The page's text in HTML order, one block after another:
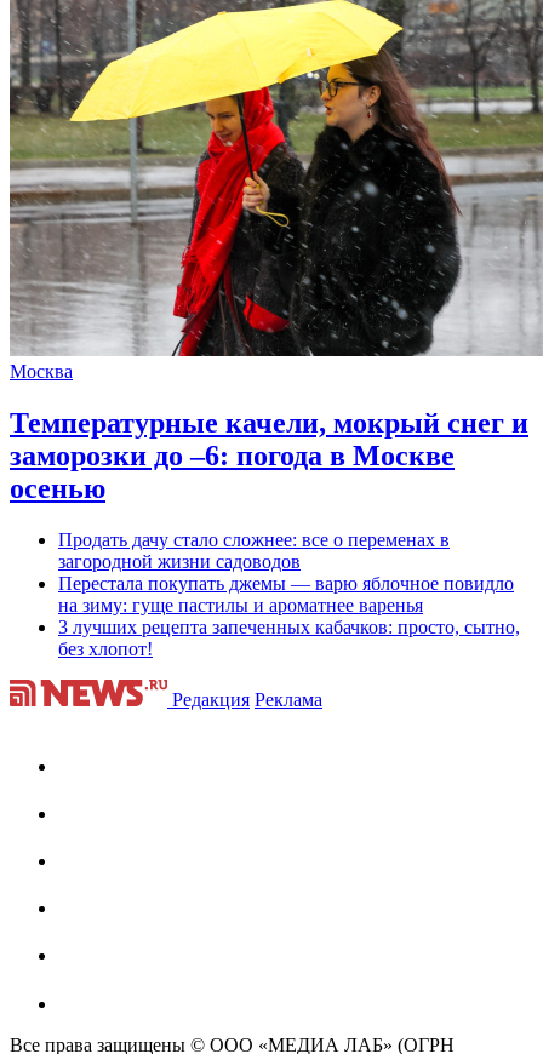
Москва
Температурные качели, мокрый снег и
заморозки до –6: погода в Москве
осенью
Продать дачу стало сложнее: все о переменах в
загородной жизни садоводов
Перестала покупать джемы — варю яблочное повидло
на зиму: гуще пастилы и ароматнее варенья
3 лучших рецепта запеченных кабачков: просто, сытно,
без хлопот!
Редакция Реклама
Все права защищены © ООО «МЕДИА ЛАБ» (ОГРН